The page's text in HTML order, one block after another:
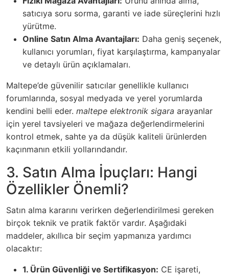
satıcıya soru sorma, garanti ve iade süreçlerini hızlı
yürütme.
Online Satın Alma Avantajları: Daha geniş seçenek,
kullanıcı yorumları, fiyat karşılaştırma, kampanyalar
ve detaylı ürün açıklamaları.
Maltepe’de güvenilir satıcılar genellikle kullanıcı
forumlarında, sosyal medyada ve yerel yorumlarda
kendini belli eder. maltepe elektronik sigara arayanlar
için yerel tavsiyeleri ve mağaza değerlendirmelerini
kontrol etmek, sahte ya da düşük kaliteli ürünlerden
kaçınmanın etkili yollarındandır.
3. Satın Alma İpuçları: Hangi
Özellikler Önemli?
Satın alma kararını verirken değerlendirilmesi gereken
birçok teknik ve pratik faktör vardır. Aşağıdaki
maddeler, akıllıca bir seçim yapmanıza yardımcı
olacaktır:
1. Ürün Güvenliği ve Sertifikasyon: CE işareti,